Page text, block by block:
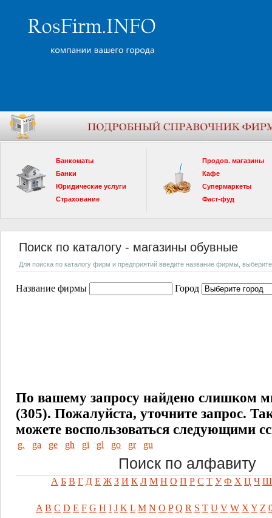
Банкоматы
Банки
Юридические услуги
Страхование
Продов. магазины
Кафе
Супермаркеты
Фаст-фуд
Поиск по каталогу - магазины обувные
Для поиска по каталогу фирм и предприятий введите название фирмы, выберите
Название фирмы Город
По вашему запросу найдено слишком
(305). Пожалуйста, уточните запрос.
можете воспользоваться следующими
g. ga ge gh gi gl go gr gu
Поиск по алфавиту
А Б В Г Д Е Ж З И К Л М Н О П Р С Т У Ф Х Ц Ч Ш
A B C D E F G H I J K L M N O P Q R S T U V W X Y Z